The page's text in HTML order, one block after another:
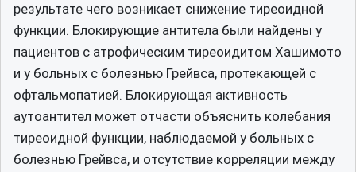
результате чего возникает снижение тиреоидной
функции. Блокирующие антитела были найдены у
пациентов с атрофическим тиреоидитом Хашимото
и у больных с болезнью Грейвса, протекающей с
офтальмопатией. Блокирующая активность
аутоантител может отчасти объяснить колебания
тиреоидной функции, наблюдаемой у больных с
болезнью Грейвса, и отсутствие корреляции между